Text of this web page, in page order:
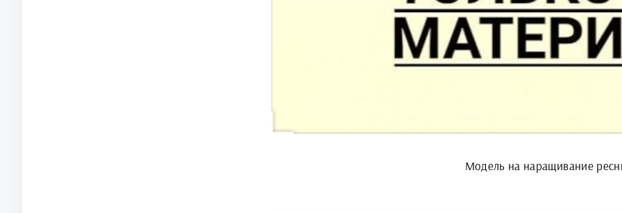
Модель на наращивание